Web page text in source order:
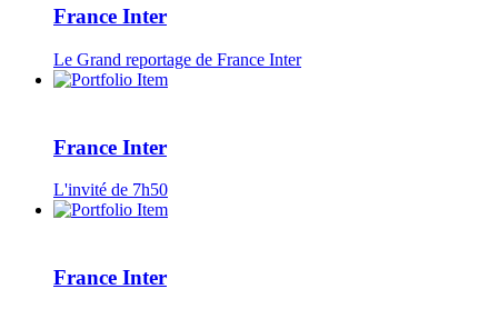
France Inter
Le Grand reportage de France Inter
France Inter
L'invité de 7h50
France Inter